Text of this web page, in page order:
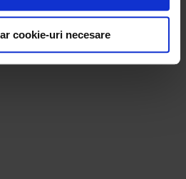
cookie-uri necesare